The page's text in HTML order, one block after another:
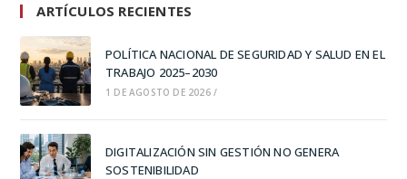
ARTÍCULOS RECIENTES
POLÍTICA NACIONAL DE SEGURIDAD Y SALUD EN EL
TRABAJO 2025–2030
1 DE AGOSTO DE 2026 /
DIGITALIZACIÓN SIN GESTIÓN NO GENERA
SOSTENIBILIDAD